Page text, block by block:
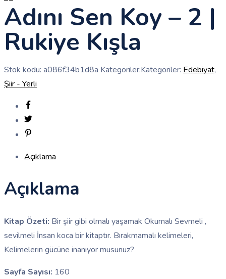
Adını Sen Koy – 2 |
Rukiye Kışla
Stok kodu: a086f34b1d8a Kategoriler:Kategoriler: Edebiyat,
Şiir - Yerli
Açıklama
Açıklama
Kitap Özeti: Bir şiir gibi olmalı yaşamak Okumalı Sevmeli ,
sevilmeli İnsan koca bir kitaptır. Bırakmamalı kelimeleri,
Kelimelerin gücüne inanıyor musunuz?
Sayfa Sayısı: 160